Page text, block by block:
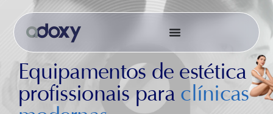
Equipamentos de estética
profissionais para clínicas